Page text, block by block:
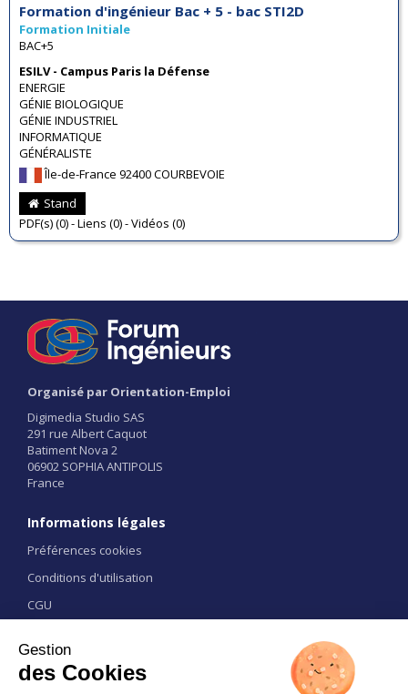
Formation d'ingénieur Bac + 5 - bac STI2D
Formation Initiale
BAC+5
ESILV - Campus Paris la Défense
ENERGIE
GÉNIE BIOLOGIQUE
GÉNIE INDUSTRIEL
INFORMATIQUE
GÉNÉRALISTE
Île-de-France 92400 COURBEVOIE
Stand
PDF(s) (0) - Liens (0) - Vidéos (0)
Organisé par Orientation-Emploi
Digimedia Studio SAS
291 rue Albert Caquot
Batiment Nova 2
06902 SOPHIA ANTIPOLIS
France
Informations légales
Préférences cookies
Conditions d'utilisation
CGU
Liens
Contact